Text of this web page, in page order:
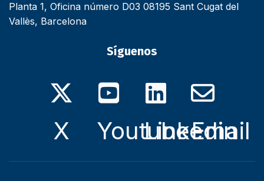
Planta 1, Oficina número D03 08195 Sant Cugat del
Vallès, Barcelona
Síguenos
X YoutubeLinkedin
Email